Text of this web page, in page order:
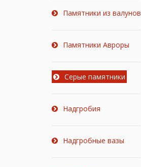
Памятники из валунов
Памятники Авроры
Серые памятники
Надгробия
Надгробные вазы